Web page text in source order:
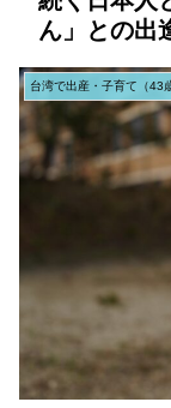
ん」との出
台湾で出産・子育て（43